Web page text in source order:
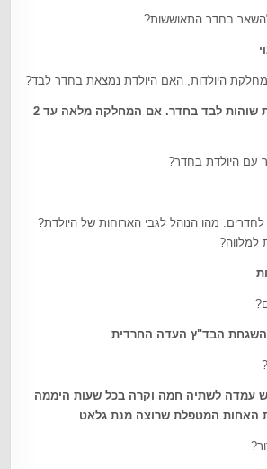
בחדר התאוששות?
היולדות, האם היולדת נמצאת בחדר לבד?
במידת האפשר היולדות שוהות לבד בחדר. אם המחלקה מלאה עד 2
עם היולדת בחדר?
מהו הנוהל לגבי הארוחות של היולדת?
למלווה?
הבד"ץ העדה החרדית
עמדה לשתיה חמה וקרה בכל שעות היממה
האחות המטפלת שרוצה מנת גלאט